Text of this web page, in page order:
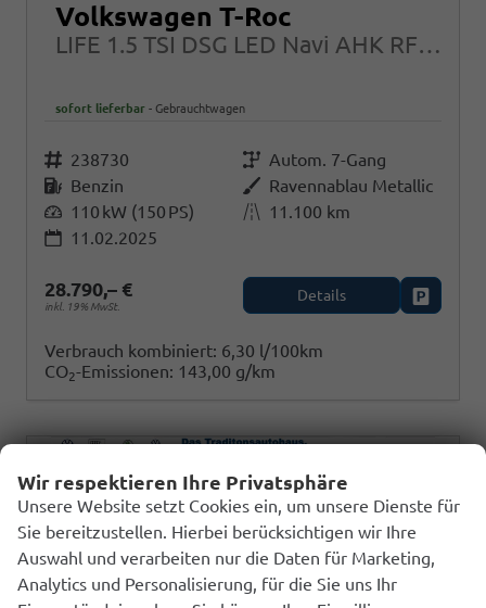
Volkswagen T-Roc
LIFE 1.5 TSI DSG LED Navi AHK RFK Kessy
sofort lieferbar Gebrauchtwagen
Fahrzeugnr. 238730 GetriebeAutom. 7-Gang
KraftstoffBenzin AußenfarbeRavennablau Metallic
Leistung 110 kW (150 PS) Kilometerstand 11.100 km
11.02.2025
28.790,– €
inkl. 19% MwSt.
Details
Verbrauch kombiniert: 6,30 l/100km
CO2-Emissionen: 143,00 g/km
Wir respektieren Ihre Privatsphäre
Unsere Website setzt Cookies ein, um unsere Dienste für
Sie bereitzustellen. Hierbei berücksichtigen wir Ihre
Auswahl und verarbeiten nur die Daten für Marketing,
Analytics und Personalisierung, für die Sie uns Ihr